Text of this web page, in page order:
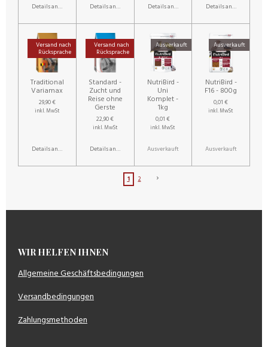
Details anzeigen Details anzeigen Details anzeigen Details anzeigen
Versand nach
Rücksprache
Traditional
Variamax
29,90 €
inkl. MwSt
Details anzeigen
Versand nach
Rücksprache
Standard -
Zucht und
Reise ohne
Gerste
22,90 €
inkl. MwSt
Details anzeigen
Ausverkauft
NutriBird -
Uni
Komplet -
1kg
0,01 €
inkl. MwSt
Ausverkauft
Ausverkauft
NutriBird -
F16 - 800g
0,01 €
inkl. MwSt
Ausverkauft
1 2
WIR HELFEN IHNEN
Allgemeine Geschäftsbedingungen
Versandbedingungen
Zahlungsmethoden